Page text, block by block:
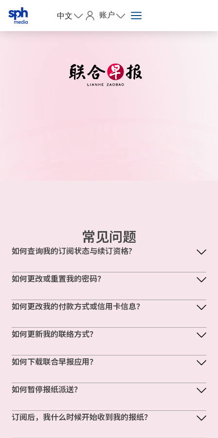
中文 账户
常见问题
如何查询我的订阅状态与续订资格?
如何更改或重置我的密码？
如何更改我的付款方式或信用卡信息？
如何更新我的联络方式？
如何下载联合早报应用？
如何暂停报纸派送？
订阅后，我什么时候开始收到我的报纸？